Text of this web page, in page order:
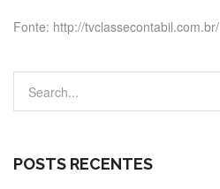
Fonte: http://tvclassecontabil.com.br/
POSTS RECENTES